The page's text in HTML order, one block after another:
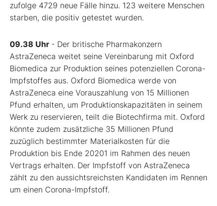
zufolge 4729 neue Fälle hinzu. 123 weitere Menschen
starben, die positiv getestet wurden.
09.38 Uhr - Der britische Pharmakonzern
AstraZeneca weitet seine Vereinbarung mit Oxford
Biomedica zur Produktion seines potenziellen Corona-
Impfstoffes aus. Oxford Biomedica werde von
AstraZeneca eine Vorauszahlung von 15 Millionen
Pfund erhalten, um Produktionskapazitäten in seinem
Werk zu reservieren, teilt die Biotechfirma mit. Oxford
könnte zudem zusätzliche 35 Millionen Pfund
zuzüglich bestimmter Materialkosten für die
Produktion bis Ende 20201 im Rahmen des neuen
Vertrags erhalten. Der Impfstoff von AstraZeneca
zählt zu den aussichtsreichsten Kandidaten im Rennen
um einen Corona-Impfstoff.